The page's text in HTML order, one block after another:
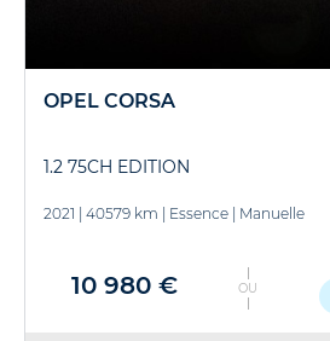
OPEL CORSA
1.2 75CH EDITION
2021 40579 km Essence Manuelle
10 980 € OU